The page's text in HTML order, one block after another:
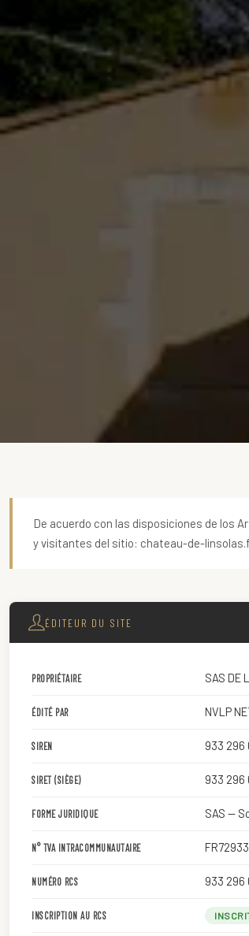
De acuerdo con las disposiciones de los
y visitantes del sitio: chateau-de-
ÉDITEUR DU SITE
PROPRIÉTAIRE SAS DE
ÉDITÉ PAR NVLP
SIREN 933 296
SIRET (SIÈGE) 933 296
FORME JURIDIQUE SAS —
N° TVA INTRACOMMUNAUTAIRE
NUMÉRO RCS 933 296
INSCRIPTION AU RCS